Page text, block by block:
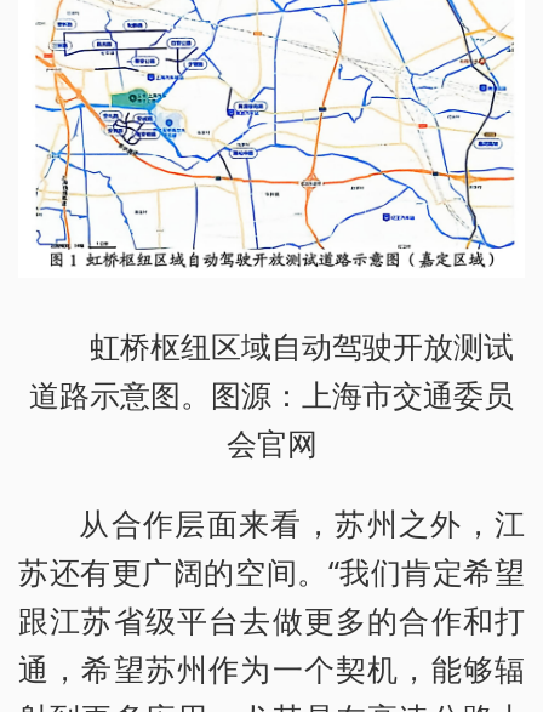
虹桥枢纽区域自动驾驶开放测试
道路示意图。图源：上海市交通委员
会官网
从合作层面来看，苏州之外，江
苏还有更广阔的空间。“我们肯定希望
跟江苏省级平台去做更多的合作和打
通，希望苏州作为一个契机，能够辐